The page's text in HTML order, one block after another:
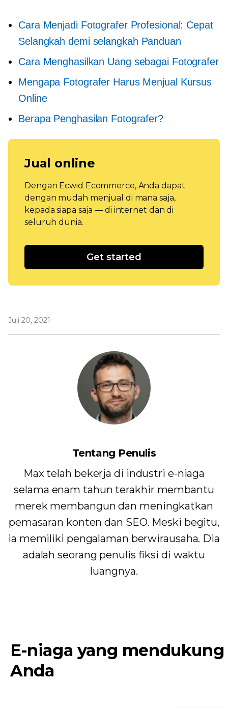
Cara Menjadi Fotografer Profesional: Cepat
Selangkah demi selangkah Panduan
Cara Menghasilkan Uang sebagai Fotografer
Mengapa Fotografer Harus Menjual Kursus
Online
Berapa Penghasilan Fotografer?
Jual online
Dengan Ecwid Ecommerce, Anda dapat
dengan mudah menjual di mana saja,
kepada siapa saja — di internet dan di
seluruh dunia.
Get started
Juli 20, 2021
Tentang Penulis
Max telah bekerja di industri e-niaga
selama enam tahun terakhir membantu
merek membangun dan meningkatkan
pemasaran konten dan SEO. Meski begitu,
ia memiliki pengalaman berwirausaha. Dia
adalah seorang penulis fiksi di waktu
luangnya.
E-niaga yang mendukung
Anda